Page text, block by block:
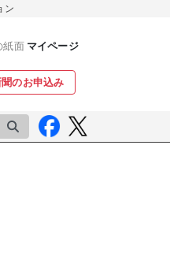
ン
紙面 マイページ
のお申込み
検索